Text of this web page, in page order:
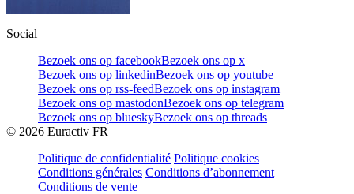
Social
Bezoek ons op facebookBezoek ons op x
Bezoek ons op linkedinBezoek ons op youtube
Bezoek ons op rss-feedBezoek ons op instagram
Bezoek ons op mastodonBezoek ons op telegram
Bezoek ons op blueskyBezoek ons op threads
© 2026 Euractiv FR
Politique de confidentialité Politique cookies
Conditions générales Conditions d’abonnement
Conditions de vente